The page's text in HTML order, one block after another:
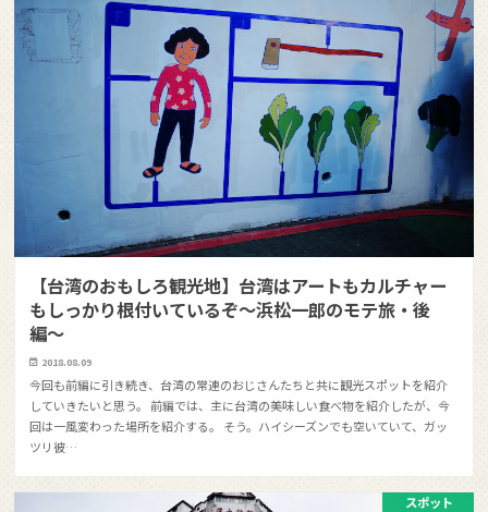
【台湾のおもしろ観光地】台湾はアートもカルチャー
もしっかり根付いているぞ〜浜松一郎のモテ旅・後
編〜
2018.08.09
今回も前編に引き続き、台湾の常連のおじさんたちと共に観光スポットを紹介
していきたいと思う。 前編では、主に台湾の美味しい食べ物を紹介したが、今
回は一風変わった場所を紹介する。 そう。ハイシーズンでも空いていて、ガッ
ツリ彼…
スポット